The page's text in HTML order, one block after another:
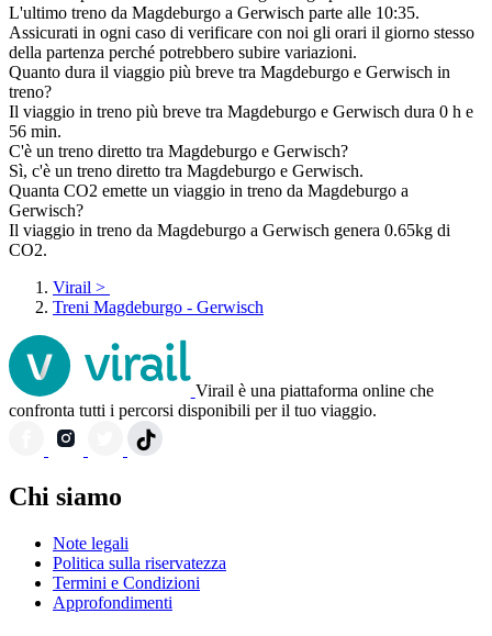
L'ultimo treno da Magdeburgo a Gerwisch parte alle 10:35.
Assicurati in ogni caso di verificare con noi gli orari il giorno stesso
della partenza perché potrebbero subire variazioni.
Quanto dura il viaggio più breve tra Magdeburgo e Gerwisch in
treno?
Il viaggio in treno più breve tra Magdeburgo e Gerwisch dura 0 h e
56 min.
C'è un treno diretto tra Magdeburgo e Gerwisch?
Sì, c'è un treno diretto tra Magdeburgo e Gerwisch.
Quanta CO2 emette un viaggio in treno da Magdeburgo a
Gerwisch?
Il viaggio in treno da Magdeburgo a Gerwisch genera 0.65kg di
CO2.
Virail >
Treni Magdeburgo - Gerwisch
Virail è una piattaforma online che
confronta tutti i percorsi disponibili per il tuo viaggio.
Chi siamo
Note legali
Politica sulla riservatezza
Termini e Condizioni
Approfondimenti